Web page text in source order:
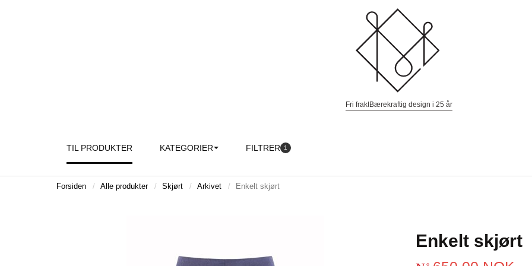
Fri fraktBærekraftig design i 25 år
TIL PRODUKTER KATEGORIER FILTRER 1
Forsiden Alle produkter Skjørt Arkivet Enkelt skjørt
Enkelt skjørt